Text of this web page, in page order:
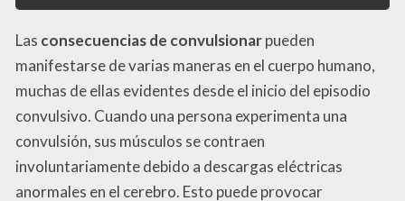
Las consecuencias de convulsionarpueden
manifestarse de varias maneras en el cuerpo humano,
muchas de ellas evidentes desde el inicio del episodio
convulsivo. Cuando una persona experimenta una
convulsión, sus músculos se contraen
involuntariamente debido a descargas eléctricas
anormales en el cerebro. Esto puede provocar